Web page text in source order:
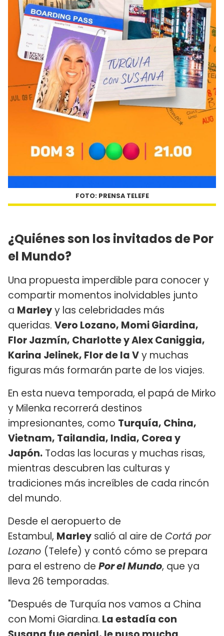
FOTO: PRENSA TELEFE
¿Quiénes son los invitados de Por
el Mundo?
Una propuesta imperdible para conocer y
compartir momentos inolvidables junto
a Marleyy las celebridades más
queridas. Vero Lozano, Momi Giardina,
Flor Jazmín, Charlotte y Alex Caniggia,
Karina Jelinek, Flor de la Vy muchas
figuras más formarán parte de los viajes.
En esta nueva temporada, el papá de Mirko
y Milenka recorrerá destinos
impresionantes, como Turquía, China,
Vietnam, Tailandia, India, Corea y
Japón. Todas las locuras y muchas risas,
mientras descubren las culturas y
tradiciones más increíbles de cada rincón
del mundo.
Desde el aeropuerto de
Estambul, Marley salió al aire de Cortá por
Lozano (Telefe) y contó cómo se prepara
para el estreno de Por el Mundo, que ya
lleva 26 temporadas.
"Después de Turquía nos vamos a China
con Momi Giardina. La estadía con